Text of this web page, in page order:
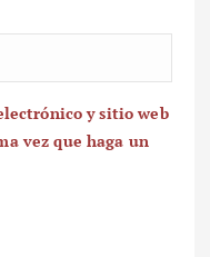
y sitio web
vez que haga un